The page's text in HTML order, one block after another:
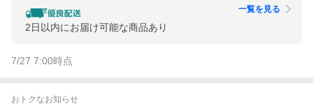
2日以内にお届け可能な商品あり
一覧を見る
7/27 7:00時点
おトクなお知らせ